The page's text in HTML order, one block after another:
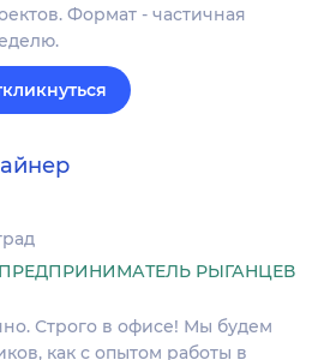
Формат - частичная
РЫГАНЦЕВ
Строго в офисе! Мы будем
как с опытом работы в